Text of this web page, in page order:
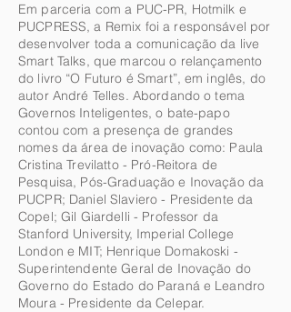
Em parceria com a PUC-PR, Hotmilk e
PUCPRESS, a Remix foi a responsável por
desenvolver toda a comunicação da live
Smart Talks, que marcou o relançamento
do livro “O Futuro é Smart”, em inglês, do
autor André Telles. Abordando o tema
Governos Inteligentes, o bate-papo
contou com a presença de grandes
nomes da área de inovação como: Paula
Cristina Trevilatto - Pró-Reitora de
Pesquisa, Pós-Graduação e Inovação da
PUCPR; Daniel Slaviero - Presidente da
Copel; Gil Giardelli - Professor da
Stanford University, Imperial College
London e MIT; Henrique Domakoski -
Superintendente Geral de Inovação do
Governo do Estado do Paraná e Leandro
Moura - Presidente da Celepar.